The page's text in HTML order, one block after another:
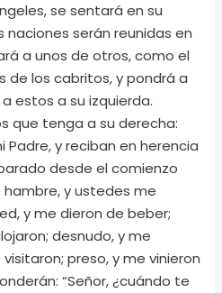
se sentará en su
naciones serán reunidas en
a unos de otros, como el
de los cabritos, y pondrá a
estos a su izquierda.
que tenga a su derecha:
Padre, y reciban en herencia
desde el comienzo
y ustedes me
y me dieron de beber;
desnudo, y me
preso, y me vinieron
“Señor, ¿cuándo te